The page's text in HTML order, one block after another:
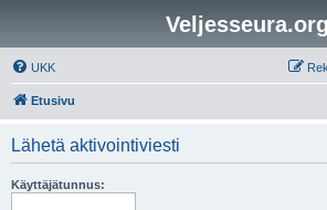
Veljesseura.org
UKK
Etusivu
Lähetä aktivointiviesti
Käyttäjätunnus: